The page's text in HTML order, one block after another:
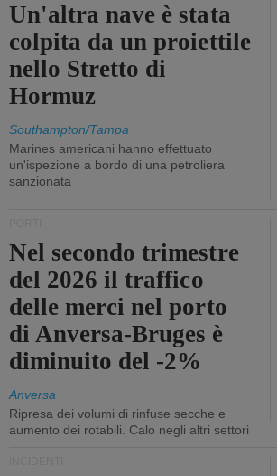
Un'altra nave è stata
colpita da un proiettile
nello Stretto di
Hormuz
Southampton/Tampa
Marines americani hanno effettuato
un'ispezione a bordo di una petroliera
sanzionata
Nel secondo trimestre
del 2026 il traffico
delle merci nel porto
di Anversa-Bruges è
diminuito del -2%
Anversa
Ripresa dei volumi di rinfuse secche e
aumento dei rotabili. Calo negli altri settori